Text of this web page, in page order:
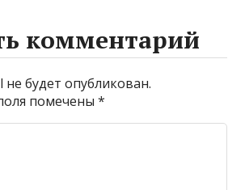
комментарий
будет опубликован.
помечены*